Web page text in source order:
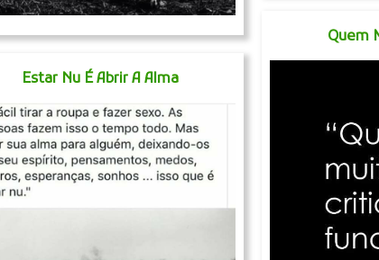
Estar Nu É Abrir A Alma
Quem